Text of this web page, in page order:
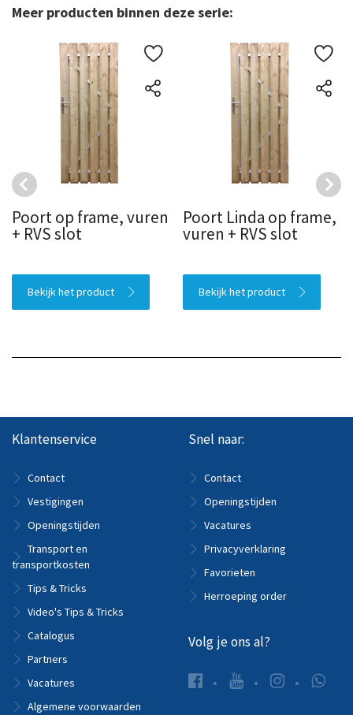
Meer producten binnen deze serie:
Poort op frame, vuren
+ RVS slot
Bekijk het product
Poort Linda op frame,
vuren + RVS slot
Bekijk het product
Klantenservice
Contact
Vestigingen
Openingstijden
Transport en
transportkosten
Tips & Tricks
Video's Tips & Tricks
Catalogus
Partners
Vacatures
Algemene voorwaarden
Snel naar:
Contact
Openingstijden
Vacatures
Privacyverklaring
Favorieten
Herroeping order
Volg je ons al?